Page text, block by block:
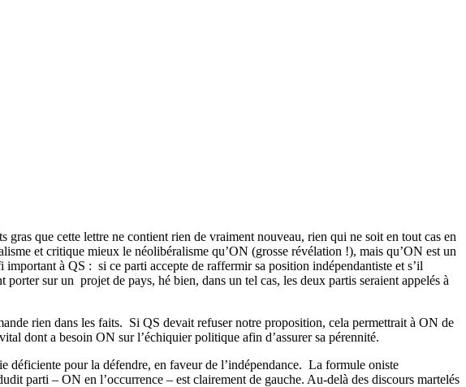
que cette lettre ne contient rien de vraiment nouveau, rien qui ne soit en tout cas en
et critique mieux le néolibéralisme qu’ON (grosse révélation !), mais qu’ON est un
important à QS : si ce parti accepte de raffermir sa position indépendantiste et s’il
porter sur un projet de pays, hé bien, dans un tel cas, les deux partis seraient appelés à
rien dans les faits. Si QS devait refuser notre proposition, cela permettrait à ON de
dont a besoin ON sur l’échiquier politique afin d’assurer sa pérennité.
déficiente pour la défendre, en faveur de l’indépendance. La formule oniste
parti – ON en l’occurrence – est clairement de gauche. Au-delà des discours martelés